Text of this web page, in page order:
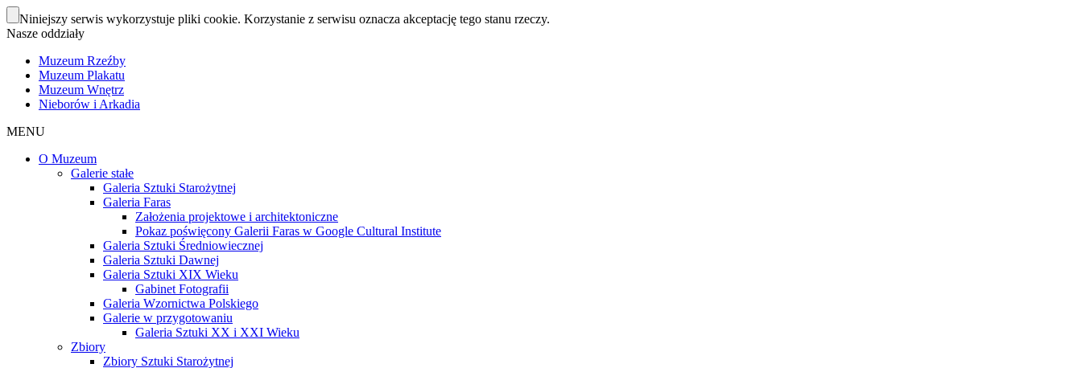
Niniejszy serwis wykorzystuje pliki cookie. Korzystanie z serwisu oznacza akceptację tego stanu rzeczy.
Nasze oddziały
Muzeum Rzeźby
Muzeum Plakatu
Muzeum Wnętrz
Nieborów i Arkadia
MENU
O Muzeum
Galerie stałe
Galeria Sztuki Starożytnej
Galeria Faras
Założenia projektowe i architektoniczne
Pokaz poświęcony Galerii Faras w Google Cultural Institute
Galeria Sztuki Średniowiecznej
Galeria Sztuki Dawnej
Galeria Sztuki XIX Wieku
Gabinet Fotografii
Galeria Wzornictwa Polskiego
Galerie w przygotowaniu
Galeria Sztuki XX i XXI Wieku
Zbiory
Zbiory Sztuki Starożytnej